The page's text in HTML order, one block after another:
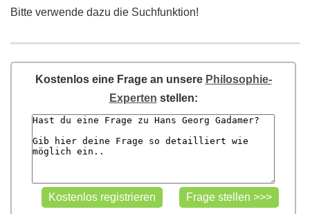
Bitte verwende dazu die Suchfunktion!
Kostenlos eine Frage an unsere Philosophie-
Experten stellen: